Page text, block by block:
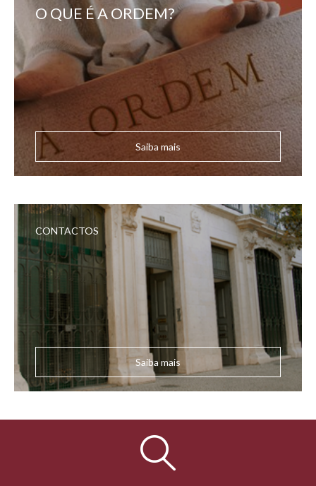
O QUE É A ORDEM?
Saiba mais
CONTACTOS
Saiba mais